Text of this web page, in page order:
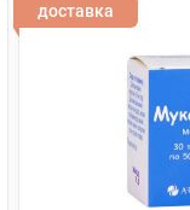
доставка